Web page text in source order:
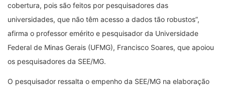
cobertura, pois são feitos por pesquisadores das
universidades, que não têm acesso a dados tão robustos”,
afirma o professor emérito e pesquisador da Universidade
Federal de Minas Gerais (UFMG), Francisco Soares, que apoiou
os pesquisadores da SEE/MG.
O pesquisador ressalta o empenho da SEE/MG na elaboração